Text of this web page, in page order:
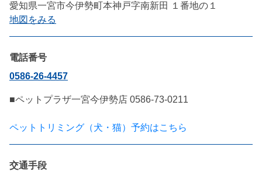
愛知県一宮市今伊勢町本神戸字南新田 １番地の１
地図をみる
電話番号
0586-26-4457
■ペットプラザ一宮今伊勢店 0586-73-0211
ペットトリミング（犬・猫）予約はこちら
交通手段